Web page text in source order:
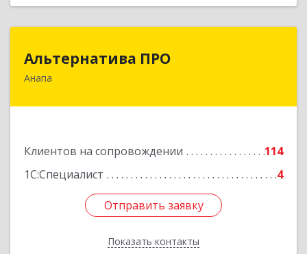
Альтернатива ПРО
Анапа
Клиентов на сопровождении
114
1С:Специалист
4
Отправить заявку
Показать контакты
353450, Краснодарский край, Анапский р-н,
Отправить заявку
Назад